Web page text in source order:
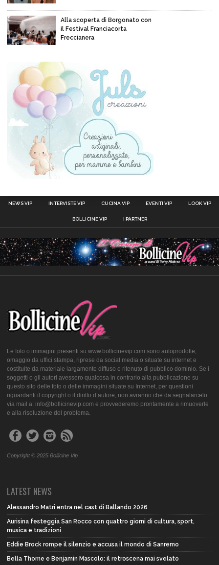
Alla scoperta di Borgonato con
il Festival Franciacorta
Freccianera
NEWS VIP INTERVISTE VIP CUCINA VIP EVENTI VIP LOOK VIP
BOLLICINE VIP I PARTNER
Le foto o immagini presenti su www.bollicinevip.com sono autoprodotte,
omaggio da uffici stampa, riprese da social media o situate su internet e
costituite da materiale largamente diffuso e ritenuto di pubblico dominio. Se i
soggetti o gli autori avessero qualcosa in contrario alla pubblicazione su
questo sito delle foto o delle immagini situate su Internet, per questioni
riguardanti il copyright o il diritto d’autore, non avranno che da segnalarcelo
via mail a: info@bollicinevip.com e provvederemo prontamente a rimuoverle
e alla risoluzione del problema.
Copyright © 2025 Bollicine Vip
LATEST NEWS
Alessandro Matri entra nel cast di Ballando 2026
Aurisina festeggia San Rocco con quattro giorni di cultura, sport,
musica e tradizioni
Eddie Brock rompe il silenzio e accusa il mondo di Sanremo
Bella Thorne e Benjamin Mascolo: il retroscena mai svelato